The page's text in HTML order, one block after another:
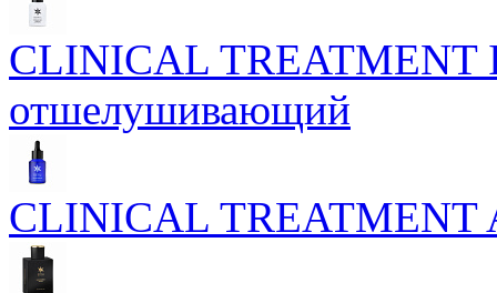
CLINICAL TREATMENT
отшелушивающий
CLINICAL TREATMENT